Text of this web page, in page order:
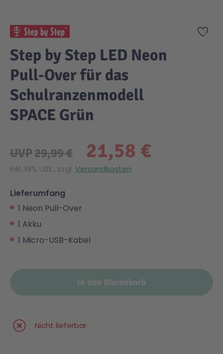
Zur
Step by Step LED Neon
Pull-Over für das
Schulranzenmodell
SPACE Grün
21,58 €
UVP29,99 €
Inkl. 19% USt., zzgl. Versandkosten
Lieferumfang
1 Neon Pull-Over
1 Akku
1 Micro-USB-Kabel
In den Warenkorb
Nicht lieferbar